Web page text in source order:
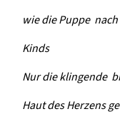
wie die Puppe
Kinds
Nur die klingende
Haut des Herzens